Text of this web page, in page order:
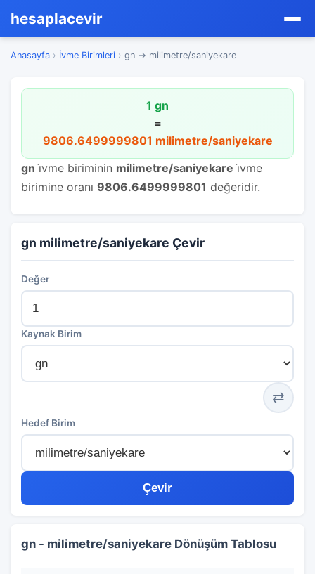
hesaplacevir
Anasayfa › İvme Birimleri › gn → milimetre/saniyekare
1 gn
=
9806.6499999801 milimetre/saniyekare
gn i̇vme biriminin milimetre/saniyekare i̇vme
birimine oranı 9806.6499999801 değeridir.
gn milimetre/saniyekare Çevir
Değer
Kaynak Birim
⇄
Hedef Birim
Çevir
gn - milimetre/saniyekare Dönüşüm Tablosu